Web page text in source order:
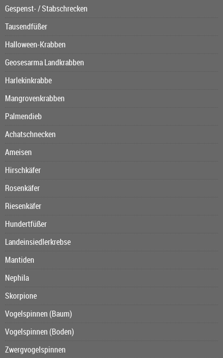
Gespenst- / Stabschrecken
Tausendfüßer
Halloween-Krabben
Geosesarma Landkrabben
Harlekinkrabbe
Mangrovenkrabben
Palmendieb
Achatschnecken
Ameisen
Hirschkäfer
Rosenkäfer
Riesenkäfer
Hundertfüßer
Landeinsiedlerkrebse
Mantiden
Nephila
Skorpione
Vogelspinnen (Baum)
Vogelspinnen (Boden)
Zwergvogelspinnen